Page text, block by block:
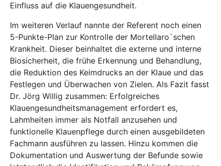
Einfluss auf die Klauengesundheit.
Im weiteren Verlauf nannte der Referent noch einen
5-Punkte-Plan zur Kontrolle der Mortellaro`schen
Krankheit. Dieser beinhaltet die externe und interne
Biosicherheit, die frühe Erkennung und Behandlung,
die Reduktion des Keimdrucks an der Klaue und das
Festlegen und Überwachen von Zielen. Als Fazit fasst
Dr. Jörg Willig zusammen: Erfolgreiches
Klauengesundheitsmanagement erfordert es,
Lahmheiten immer als Notfall anzusehen und
funktionelle Klauenpflege durch einen ausgebildeten
Fachmann ausführen zu lassen. Hinzu kommen die
Dokumentation und Auswertung der Befunde sowie